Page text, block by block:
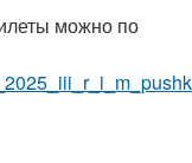
можно по